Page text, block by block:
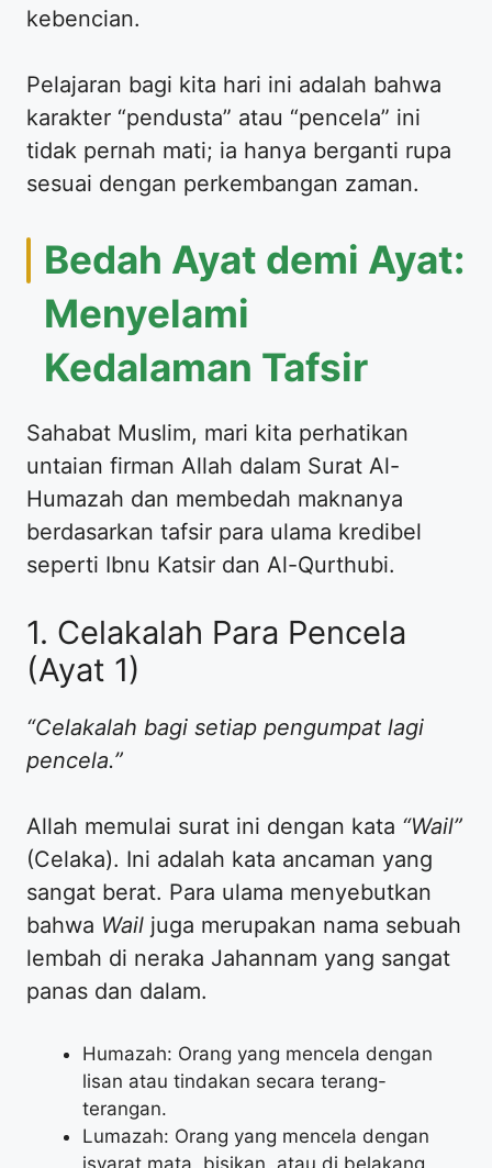
kebencian.
Pelajaran bagi kita hari ini adalah bahwa
karakter “pendusta” atau “pencela” ini
tidak pernah mati; ia hanya berganti rupa
sesuai dengan perkembangan zaman.
Bedah Ayat demi Ayat:
Menyelami
Kedalaman Tafsir
Sahabat Muslim, mari kita perhatikan
untaian firman Allah dalam Surat Al-
Humazah dan membedah maknanya
berdasarkan tafsir para ulama kredibel
seperti Ibnu Katsir dan Al-Qurthubi.
1. Celakalah Para Pencela
(Ayat 1)
“Celakalah bagi setiap pengumpat lagi
pencela.”
Allah memulai surat ini dengan kata “Wail”
(Celaka). Ini adalah kata ancaman yang
sangat berat. Para ulama menyebutkan
bahwa Wail juga merupakan nama sebuah
lembah di neraka Jahannam yang sangat
panas dan dalam.
Humazah: Orang yang mencela dengan
lisan atau tindakan secara terang-
terangan.
Lumazah: Orang yang mencela dengan
isyarat mata, bisikan, atau di belakang